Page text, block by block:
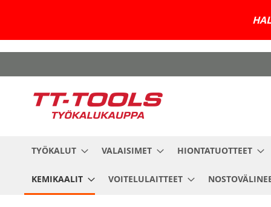
to
TYÖKALUT VALAISIMET HIONTATUOTTEET
KEMIKAALIT VOITELULAITTEET